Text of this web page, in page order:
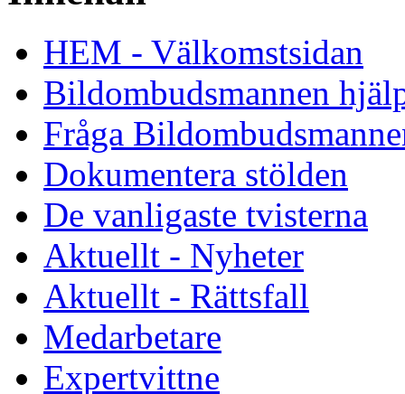
HEM - Välkomstsidan
Bildombudsmannen
Fråga
Dokumentera stölden
De vanligaste tvisterna
Aktuellt - Nyheter
Aktuellt - Rättsfall
Medarbetare
Expertvittne